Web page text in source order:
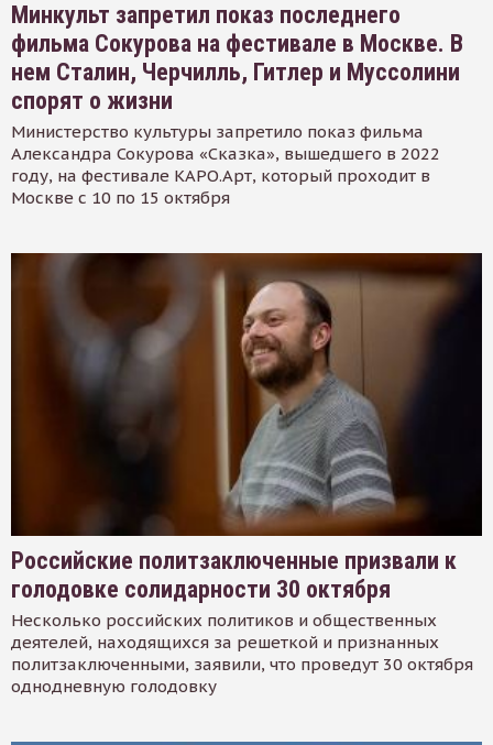
Минкульт запретил показ последнего
фильма Сокурова на фестивале в Москве. В
нем Сталин, Черчилль, Гитлер и Муссолини
спорят о жизни
Министерство культуры запретило показ фильма
Александра Сокурова «Сказка», вышедшего в 2022
году, на фестивале КАРО.Арт, который проходит в
Москве с 10 по 15 октября
Российские политзаключенные призвали к
голодовке солидарности 30 октября
Несколько российских политиков и общественных
деятелей, находящихся за решеткой и признанных
политзаключенными, заявили, что проведут 30 октября
однодневную голодовку